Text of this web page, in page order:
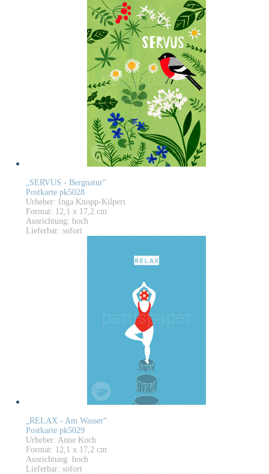
„SERVUS - Bergnatur“
Postkarte pk5028
Urheber: Inga Knopp-Kilpert
Format: 12,1 x 17,2 cm
Ausrichtung: hoch
Lieferbar: sofort
„RELAX - Am Wasser“
Postkarte pk5029
Urheber: Anne Koch
Format: 12,1 x 17,2 cm
Ausrichtung: hoch
Lieferbar: sofort